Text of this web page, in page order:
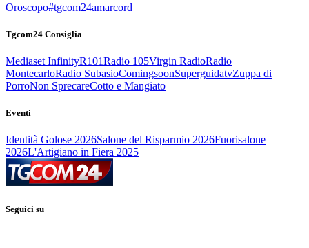
Oroscopo#tgcom24amarcord
Tgcom24 Consiglia
Mediaset InfinityR101Radio 105Virgin RadioRadio
MontecarloRadio SubasioComingsoonSuperguidatvZuppa di
PorroNon SprecareCotto e Mangiato
Eventi
Identità Golose 2026Salone del Risparmio 2026Fuorisalone
2026L'Artigiano in Fiera 2025
Seguici su